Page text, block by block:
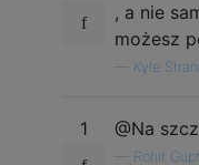
, a nie
możesz
Kyle
1 @Na
Rohit